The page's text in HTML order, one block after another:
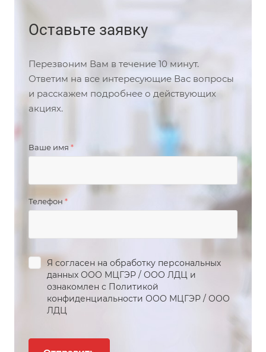
Оставьте заявку
Перезвоним Вам в течение 10 минут.
Ответим на все интересующие Вас вопросы
и расскажем подробнее о действующих
акциях.
Ваше имя *
Телефон*
Я согласен на обработку персональных
данных ООО МЦГЭР / ООО ЛДЦ и
ознакомлен с Политикой
конфиденциальности ООО МЦГЭР / ООО
ЛДЦ